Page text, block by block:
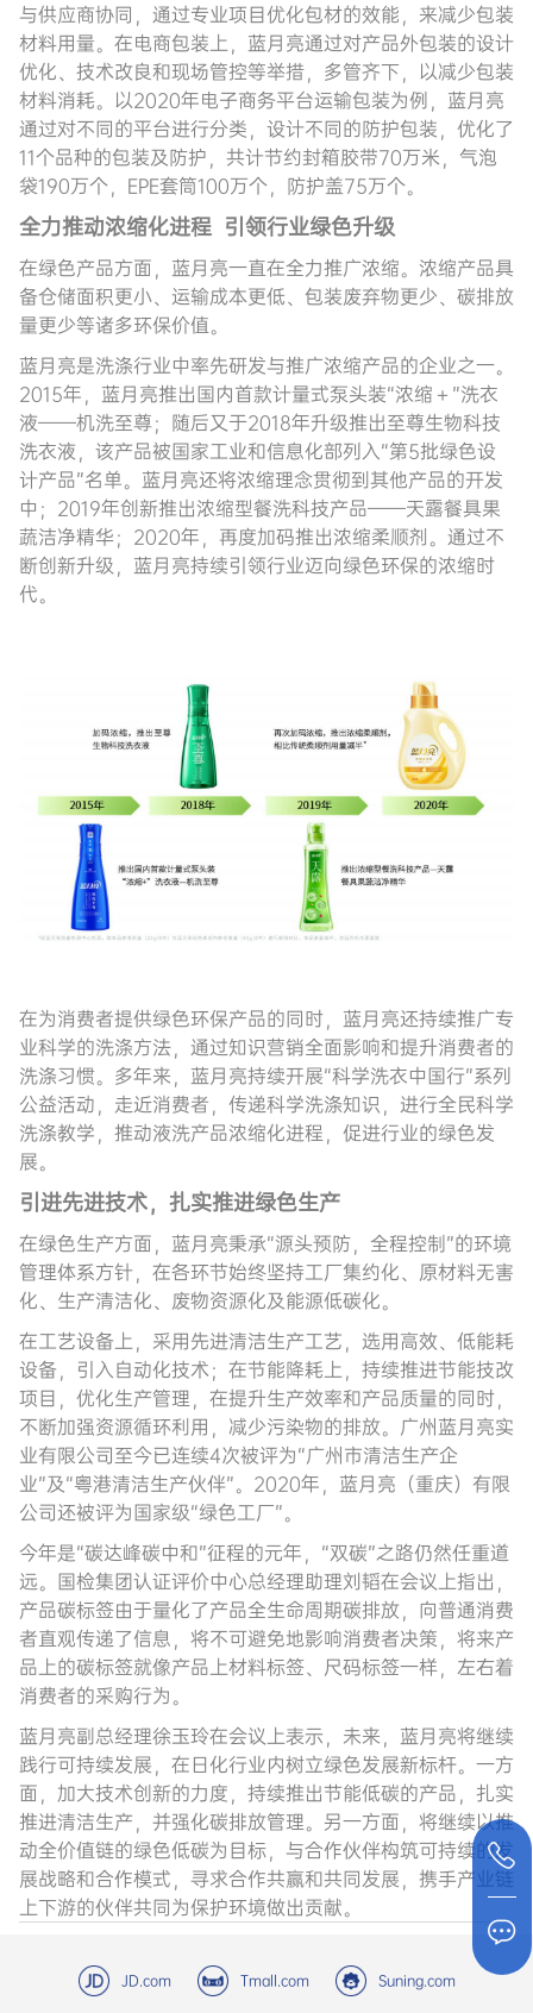
与供应商协同，通过专业项目优化包材的效能，来减少包装
材料用量。在电商包装上，蓝月亮通过对产品外包装的设计
优化、技术改良和现场管控等举措，多管齐下，以减少包装
材料消耗。以2020年电子商务平台运输包装为例，蓝月亮
通过对不同的平台进行分类，设计不同的防护包装，优化了
11个品种的包装及防护，共计节约封箱胶带70万米，气泡
袋190万个，EPE套筒100万个，防护盖75万个。
全力推动浓缩化进程 引领行业绿色升级
在绿色产品方面，蓝月亮一直在全力推广浓缩。浓缩产品具
备仓储面积更小、运输成本更低、包装废弃物更少、碳排放
量更少等诸多环保价值。
蓝月亮是洗涤行业中率先研发与推广浓缩产品的企业之一。
2015年，蓝月亮推出国内首款计量式泵头装“浓缩＋”洗衣
液——机洗至尊；随后又于2018年升级推出至尊生物科技
洗衣液，该产品被国家工业和信息化部列入“第5批绿色设
计产品”名单。蓝月亮还将浓缩理念贯彻到其他产品的开发
中；2019年创新推出浓缩型餐洗科技产品——天露餐具果
蔬洁净精华；2020年，再度加码推出浓缩柔顺剂。通过不
断创新升级，蓝月亮持续引领行业迈向绿色环保的浓缩时
代。
在为消费者提供绿色环保产品的同时，蓝月亮还持续推广专
业科学的洗涤方法，通过知识营销全面影响和提升消费者的
洗涤习惯。多年来，蓝月亮持续开展“科学洗衣中国行”系列
公益活动，走近消费者，传递科学洗涤知识，进行全民科学
洗涤教学，推动液洗产品浓缩化进程，促进行业的绿色发
展。
引进先进技术，扎实推进绿色生产
在绿色生产方面，蓝月亮秉承“源头预防，全程控制”的环境
管理体系方针，在各环节始终坚持工厂集约化、原材料无害
化、生产清洁化、废物资源化及能源低碳化。
在工艺设备上，采用先进清洁生产工艺，选用高效、低能耗
设备，引入自动化技术；在节能降耗上，持续推进节能技改
项目，优化生产管理，在提升生产效率和产品质量的同时，
不断加强资源循环利用，减少污染物的排放。广州蓝月亮实
业有限公司至今已连续4次被评为“广州市清洁生产企
业”及“粤港清洁生产伙伴”。2020年，蓝月亮（重庆）有限
公司还被评为国家级“绿色工厂”。
今年是“碳达峰碳中和”征程的元年，“双碳”之路仍然任重道
远。国检集团认证评价中心总经理助理刘韬在会议上指出，
产品碳标签由于量化了产品全生命周期碳排放，向普通消费
者直观传递了信息，将不可避免地影响消费者决策，将来产
品上的碳标签就像产品上材料标签、尺码标签一样，左右着
消费者的采购行为。
蓝月亮副总经理徐玉玲在会议上表示，未来，蓝月亮将继续
践行可持续发展，在日化行业内树立绿色发展新标杆。一方
面，加大技术创新的力度，持续推出节能低碳的产品，扎实
推进清洁生产，并强化碳排放管理。另一方面，将继续以推
动全价值链的绿色低碳为目标，与合作伙伴构筑可持续的发
展战略和合作模式，寻求合作共赢和共同发展，携手产业链
上下游的伙伴共同为保护环境做出贡献。
JD.com Tmall.com Suning.com